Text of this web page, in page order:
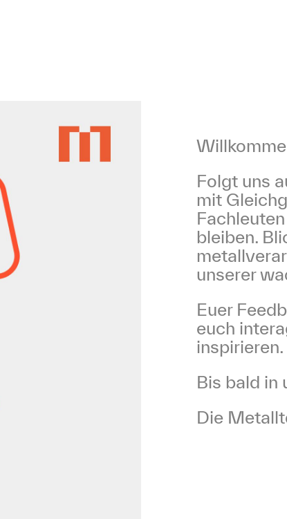
Folgt uns
mit
bleiben.
unserer
Euer
euch
inspirieren.
Bis bald in
Die